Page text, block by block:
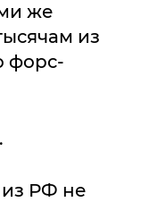
же
из
форс-
.
РФ не